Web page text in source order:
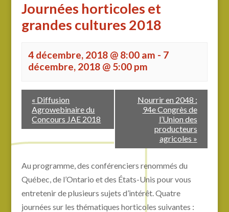
Journées horticoles et
grandes cultures 2018
4 décembre, 2018 @ 8:00 am - 7
décembre, 2018 @ 5:00 pm
« Diffusion
Agrowebinaire du
Concours JAE 2018
Nourrir en 2048 :
94e Congrès de
l’Union des
producteurs
agricoles »
Au programme, des conférenciers renommés du
Québec, de l’Ontario et des États-Unis pour vous
entretenir de plusieurs sujets d’intérêt. Quatre
journées sur les thématiques horticoles suivantes :